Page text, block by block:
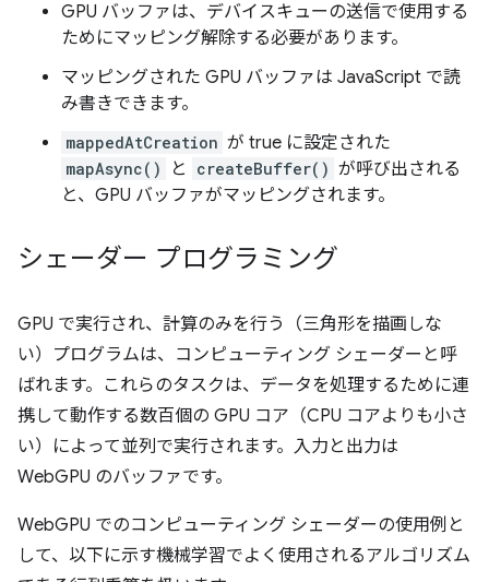
GPU バッファは、デバイスキューの送信で使用する
ためにマッピング解除する必要があります。
マッピングされた GPU バッファは JavaScript で読
み書きできます。
mappedAtCreation が true に設定された
mapAsync() と createBuffer() が呼び出される
と、GPU バッファがマッピングされます。
シェーダー プログラミング
GPU で実行され、計算のみを行う（三角形を描画しな
い）プログラムは、コンピューティング シェーダーと呼
ばれます。これらのタスクは、データを処理するために連
携して動作する数百個の GPU コア（CPU コアよりも小さ
い）によって並列で実行されます。入力と出力は
WebGPU のバッファです。
WebGPU でのコンピューティング シェーダーの使用例と
して、以下に示す機械学習でよく使用されるアルゴリズム